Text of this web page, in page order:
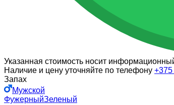
Указанная стоимость носит
Наличие и цену уточняйте по телефону
Запах
Мужской
ФужерныйЗеленый